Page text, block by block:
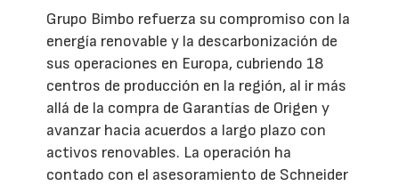
Grupo Bimbo refuerza su compromiso con la
energía renovable y la descarbonización de
sus operaciones en Europa, cubriendo 18
centros de producción en la región, al ir más
allá de la compra de Garantías de Origen y
avanzar hacia acuerdos a largo plazo con
activos renovables. La operación ha
contado con el asesoramiento de Schneider